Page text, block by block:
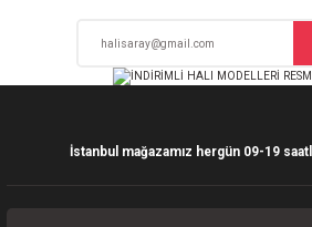
Bu ürüne benzer farklı alternatifler olmalı.
İstanbul mağazamız hergün 09-19